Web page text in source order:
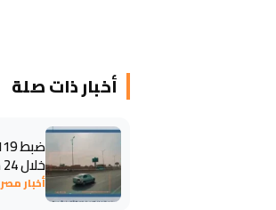
أخبار ذات صلة
خلال 24 ساعة
أخبار مصر